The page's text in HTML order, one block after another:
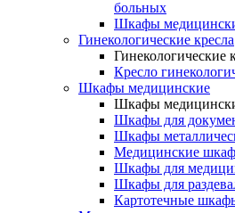
больных
Шкафы
Гинекологические кресла
Гинекологические
Кресло
Шкафы медицинские
Шкафы
Шкафы для
Шкафы
Медицинские
Шкафы для
Шкафы для
Картотечные